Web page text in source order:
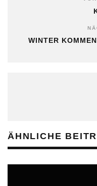
WINTER
ÄHNLICHE